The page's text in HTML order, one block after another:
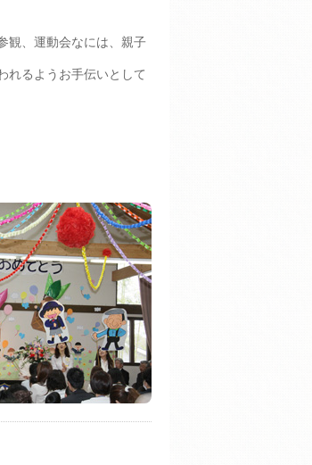
観、運動会なには、親子
れるようお手伝いとして